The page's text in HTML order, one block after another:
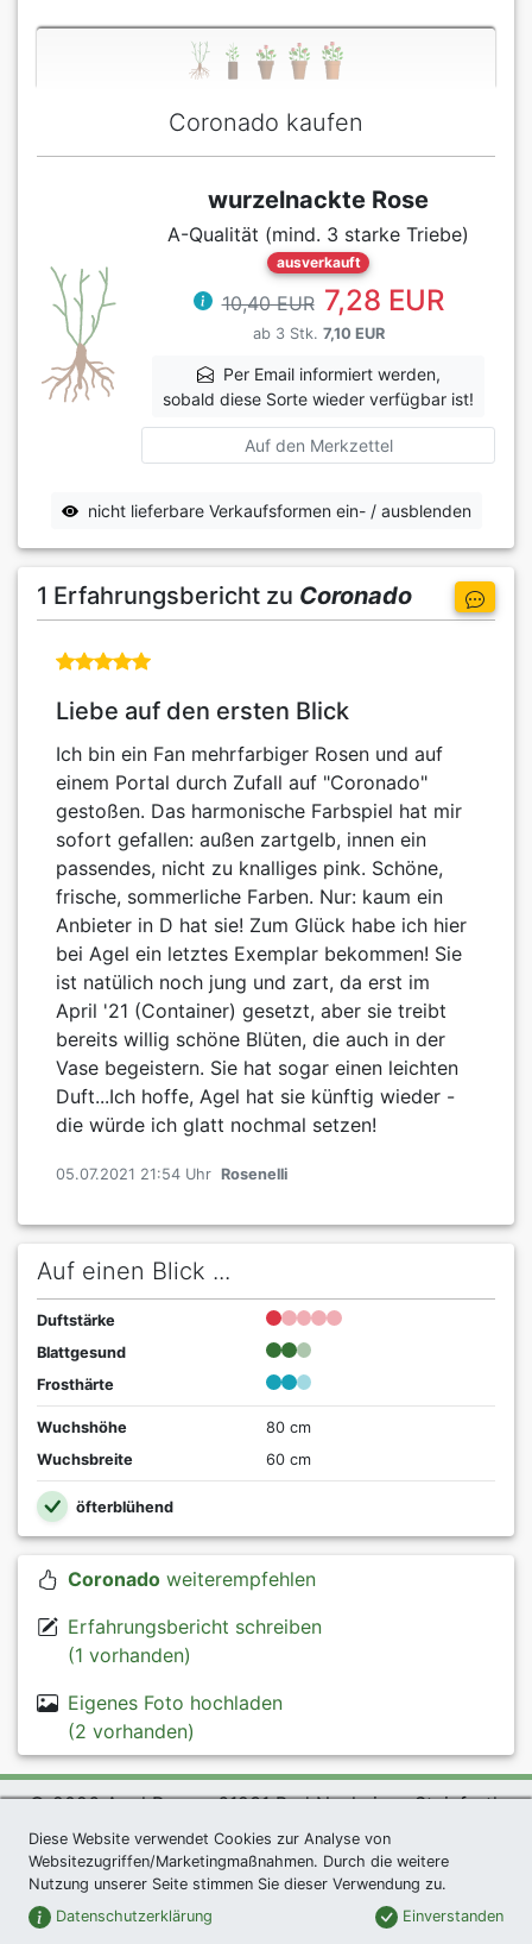
Coronado kaufen
wurzelnackte Rose
A-Qualität (mind. 3 starke Triebe)
ausverkauft
10,40 EUR 7,28 EUR
ab 3 Stk. 7,10 EUR
Per Email informiert werden,
sobald diese Sorte wieder verfügbar ist!
Auf den Merkzettel
nicht lieferbare Verkaufsformen ein- / ausblenden
1 Erfahrungsbericht zu Coronado
Liebe auf den ersten Blick
Ich bin ein Fan mehrfarbiger Rosen und auf
einem Portal durch Zufall auf "Coronado"
gestoßen. Das harmonische Farbspiel hat mir
sofort gefallen: außen zartgelb, innen ein
passendes, nicht zu knalliges pink. Schöne,
frische, sommerliche Farben. Nur: kaum ein
Anbieter in D hat sie! Zum Glück habe ich hier
bei Agel ein letztes Exemplar bekommen! Sie
ist natülich noch jung und zart, da erst im
April '21 (Container) gesetzt, aber sie treibt
bereits willig schöne Blüten, die auch in der
Vase begeistern. Sie hat sogar einen leichten
Duft...Ich hoffe, Agel hat sie künftig wieder -
die würde ich glatt nochmal setzen!
05.07.2021 21:54 Uhr Rosenelli
Auf einen Blick ...
Duftstärke
Blattgesund
Frosthärte
Wuchshöhe
80 cm
Wuchsbreite
60 cm
öfterblühend
Coronadoweiterempfehlen
Erfahrungsbericht schreiben
(1 vorhanden)
Eigenes Foto hochladen
(2 vorhanden)
© 2026 Agel Rosen, 61231 Bad Nauheim - Steinfurth
exklusives Präsent *|Agel Rosen Wiki
Datenschutzerklärung|Impressum|Links|Sitemap
Newsletter
Diese Website verwendet Cookies zur Analyse von
Websitezugriffen/Marketingmaßnahmen. Durch die weitere
Nutzung unserer Seite stimmen Sie dieser Verwendung zu.
Datenschutzerklärung
Einverstanden